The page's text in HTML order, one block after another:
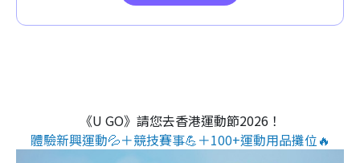
《U GO》請您去香港運動節2026！
體驗新興運動💦＋競技賽事💪＋100+運動用品攤位🔥